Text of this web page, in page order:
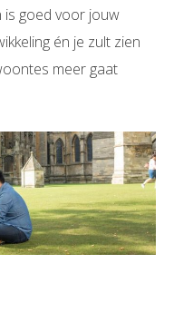
is goed voor jouw
én je zult zien
meer gaat